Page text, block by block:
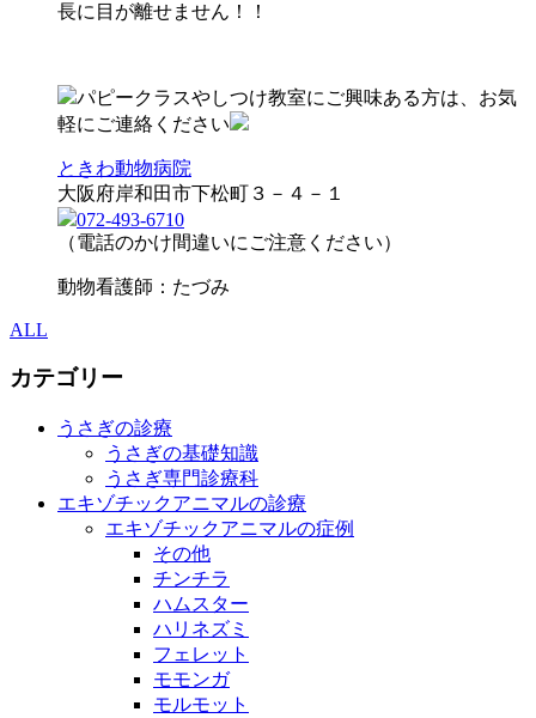
長に目が離せません！！
パピークラスやしつけ教室にご興味ある方は、お気
軽にご連絡ください
ときわ動物病院
大阪府岸和田市下松町３－４－１
072-493-6710
（電話のかけ間違いにご注意ください）
動物看護師：たづみ
ALL
カテゴリー
うさぎの診療
うさぎの基礎知識
うさぎ専門診療科
エキゾチックアニマルの診療
エキゾチックアニマルの症例
その他
チンチラ
ハムスター
ハリネズミ
フェレット
モモンガ
モルモット